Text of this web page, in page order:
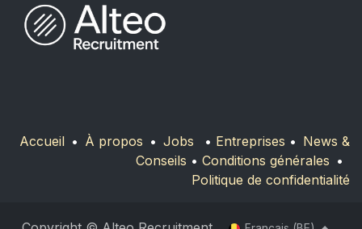
Accueil • À propos • Jobs • Entreprises • News &
Conseils • Conditions générales •
Politique de confidentialité